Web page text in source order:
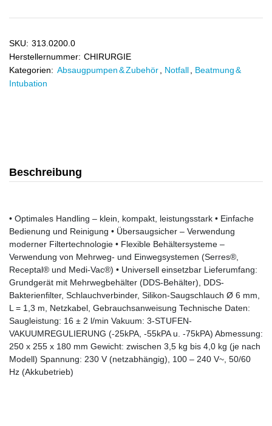
SKU: 313.0200.0
Herstellernummer: CHIRURGIE
Kategorien: Absaugpumpen & Zubehör Notfall
Beatmung &
Intubation
Beschreibung
• Optimales Handling – klein, kompakt, leistungsstark • Einfache
Bedienung und Reinigung • Übersaugsicher – Verwendung
moderner Filtertechnologie • Flexible Behältersysteme –
Verwendung von Mehrweg- und Einwegsystemen (Serres®,
Receptal® und Medi-Vac®) • Universell einsetzbar Lieferumfang:
Grundgerät mit Mehrwegbehälter (DDS-Behälter), DDS-
Bakterienfilter, Schlauchverbinder, Silikon-Saugschlauch Ø 6 mm,
L = 1,3 m, Netzkabel, Gebrauchsanweisung Technische Daten:
Saugleistung: 16 ± 2 l/min Vakuum: 3-STUFEN-
VAKUUMREGULIERUNG (-25kPA, -55kPA u. -75kPA) Abmessung:
250 x 255 x 180 mm Gewicht: zwischen 3,5 kg bis 4,0 kg (je nach
Modell) Spannung: 230 V (netzabhängig), 100 – 240 V~, 50/60
Hz (Akkubetrieb)